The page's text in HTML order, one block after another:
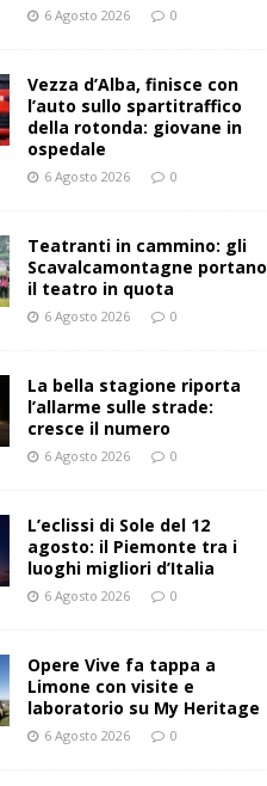
6 Agosto 2026 0
Vezza d’Alba, finisce con
l’auto sullo spartitraffico
della rotonda: giovane in
ospedale
6 Agosto 2026 0
Teatranti in cammino: gli
Scavalcamontagne portano
il teatro in quota
6 Agosto 2026 0
La bella stagione riporta
l’allarme sulle strade:
cresce il numero
6 Agosto 2026 0
L’eclissi di Sole del 12
agosto: il Piemonte tra i
luoghi migliori d’Italia
6 Agosto 2026 0
Opere Vive fa tappa a
Limone con visite e
laboratorio su My Heritage
6 Agosto 2026 0